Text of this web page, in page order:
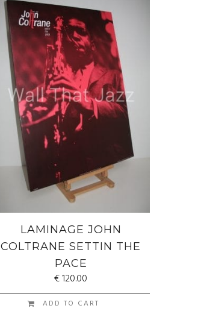
LAMINAGE JOHN
COLTRANE SETTIN THE
PACE
€120.00
ADD TO CART